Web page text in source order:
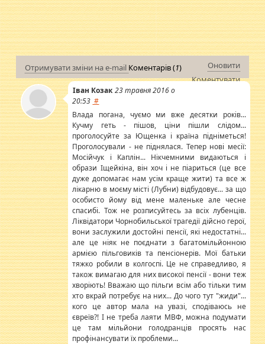
Отримувати зміни на e-mail Коментарів (1)
Оновити
Коментувати
Іван Козак 23 травня 2016 о
20:53 #
Влада погана, чуємо ми вже десятки років...
Кучму геть - пішов, ціни пішли слідом...
проголосуйте за Ющенка і країна підніметься!
Проголосували - не піднялася. Тепер нові месії:
Мосійчук і Каплін... Нікчемними видаються і
образи Іщейкіна, він хоч і не піариться (це все
дуже допомагає нам усім краще жити) та все ж
лікарню в моєму місті (Лубни) відбудовує... за що
особисто йому від мене маленьке але чесне
спасибі. Тож не розписуйтесь за всіх лубенців.
Ліквідатори Чорнобильської трагедії дійсно герої,
вони заслужили достойні пенсії, які недостатні...
але це ніяк не поєднати з багатомільйонною
армією пільговиків та пенсіонерів. Мої батьки
тяжко робили в колгоспі. Це не справедливо, я
також вимагаю для них високої пенсії - вони теж
хворіють! Вважаю що пільги всім або тільки тим
хто вкрай потребує на них... До чого тут "жиди"...
кого це автор мала на увазі, сподіваюсь не
євреїв?! І не треба лаяти МВФ, можна подумати
це там мільйони голодранців просять нас
профінансувати їх проблеми...